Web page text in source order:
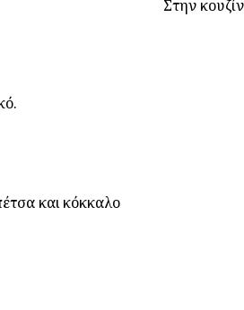
Στην
και κόκκαλο